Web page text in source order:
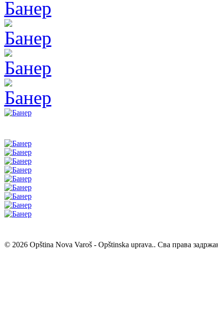
© 2026 Opština Nova Varoš - Opštinska uprava.. Сва права